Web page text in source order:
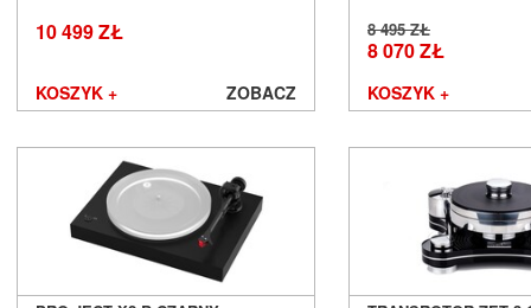
10 499 ZŁ
KOSZYK + ZOBACZ
8 495 ZŁ
8 070 ZŁ
KOSZYK +